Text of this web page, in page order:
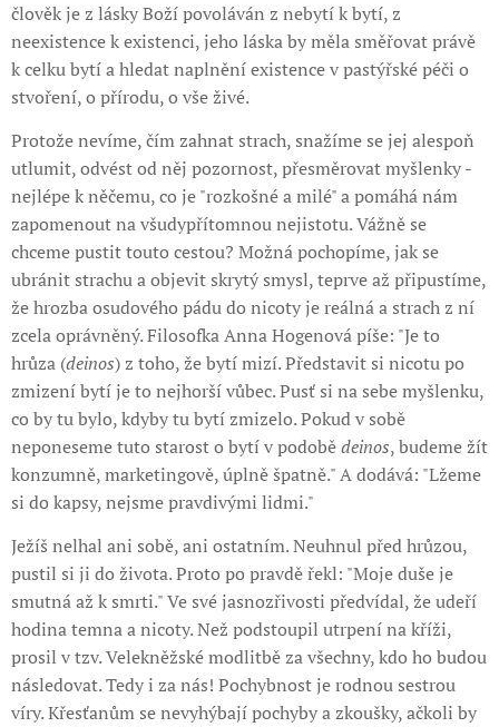
člověk je z lásky Boží povoláván z nebytí k bytí, z
neexistence k existenci, jeho láska by měla směřovat právě
k celku bytí a hledat naplnění existence v pastýřské péči o
stvoření, o přírodu, o vše živé.
Protože nevíme, čím zahnat strach, snažíme se jej alespoň
utlumit, odvést od něj pozornost, přesměrovat myšlenky -
nejlépe k něčemu, co je "rozkošné a milé" a pomáhá nám
zapomenout na všudypřítomnou nejistotu. Vážně se
chceme pustit touto cestou? Možná pochopíme, jak se
ubránit strachu a objevit skrytý smysl, teprve až připustíme,
že hrozba osudového pádu do nicoty je reálná a strach z ní
zcela oprávněný. Filosofka Anna Hogenová píše: "Je to
hrůza (deinos) z toho, že bytí mizí. Představit si nicotu po
zmizení bytí je to nejhorší vůbec. Pusť si na sebe myšlenku,
co by tu bylo, kdyby tu bytí zmizelo. Pokud v sobě
neponeseme tuto starost o bytí v podobědeinos, budeme žít
konzumně, marketingově, úplně špatně." A dodává: "Lžeme
si do kapsy, nejsme pravdivými lidmi."
Ježíš nelhal ani sobě, ani ostatním. Neuhnul před hrůzou,
pustil si ji do života. Proto po pravdě řekl: "Moje duše je
smutná až k smrti." Ve své jasnozřivosti předvídal, že udeří
hodina temna a nicoty. Než podstoupil utrpení na kříži,
prosil v tzv. Velekněžské modlitbě za všechny, kdo ho budou
následovat. Tedy i za nás! Pochybnost je rodnou sestrou
víry. Křesťanům se nevyhýbají pochyby a zkoušky, ačkoli by